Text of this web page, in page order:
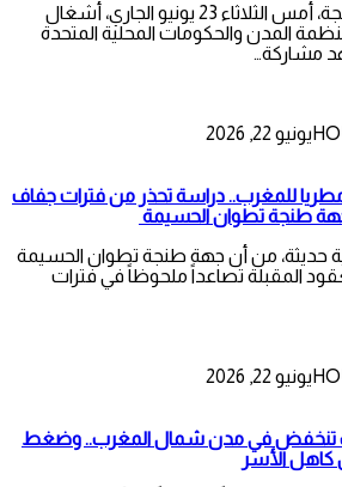
احتضنت مدينة طنجة، أمس الثلاثاء 23 يونيو الجاري، أشغال
المدن والحكومات المحلية المتحدة
يونيو 22, 2026
مطريا للمغرب.. دراسة تحذر من فترات جفاف
طنجة تطوان الحسيمة
حديثة، من أن جهة طنجة تطوان الحسيمة
المقبلة تصاعداً ملحوظاً في فترات
يونيو 22, 2026
تنخفض في مدن شمال المغرب.. وضغط
كاهل الأسر